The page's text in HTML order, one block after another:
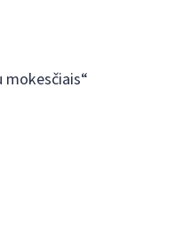
mokesčiais“